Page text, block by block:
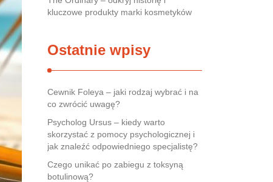
kluczowe produkty marki kosmetyków
Ostatnie wpisy
Cewnik Foleya – jaki rodzaj wybrać i na
co zwrócić uwagę?
Psycholog Ursus – kiedy warto
skorzystać z pomocy psychologicznej i
jak znaleźć odpowiedniego specjalistę?
Czego unikać po zabiegu z toksyną
botulinową?